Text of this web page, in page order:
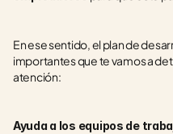
En ese sentido, el plan de
importantes que te vamos a
atención:
Ayuda a los equipos de